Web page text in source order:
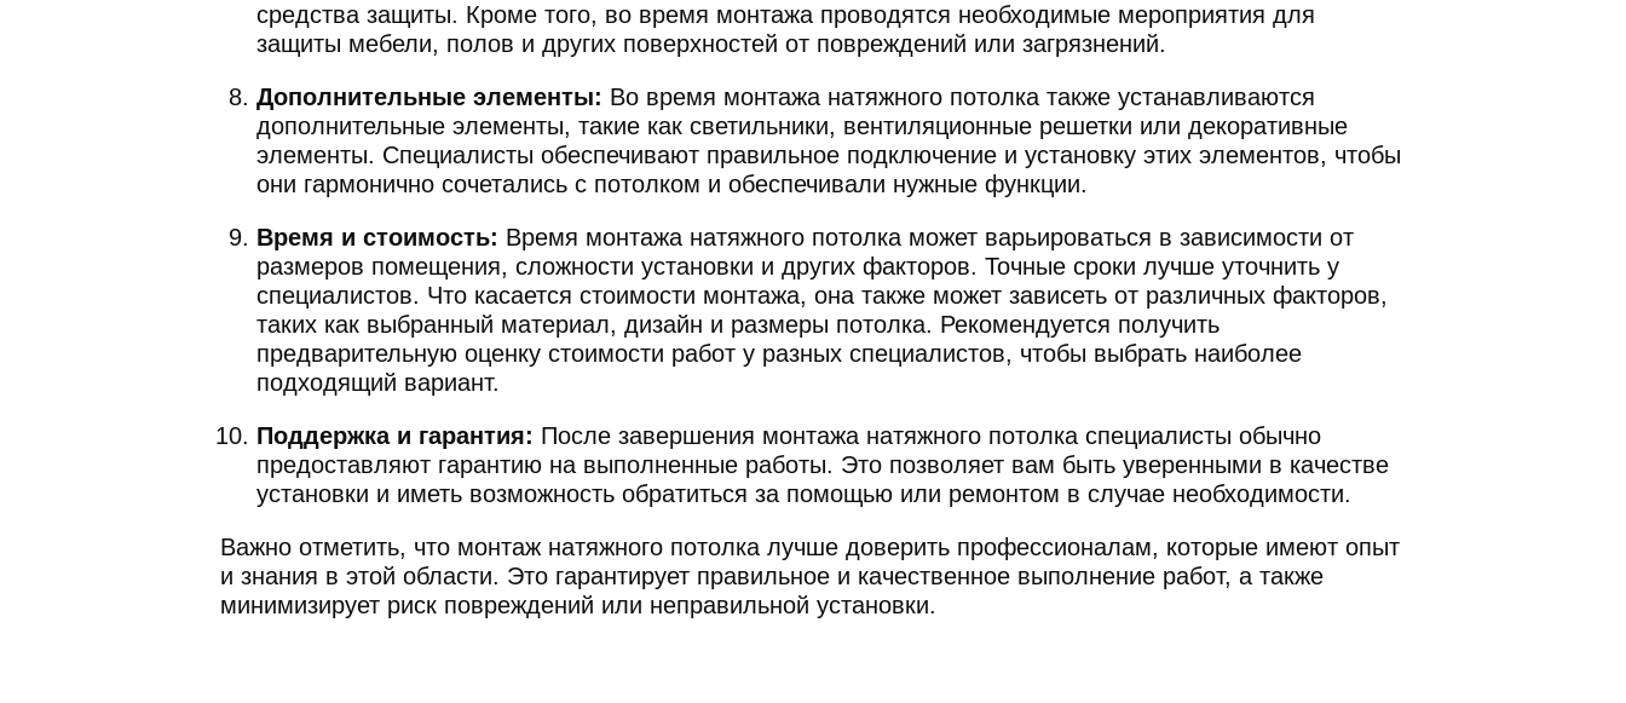
средства защиты. Кроме того, во время монтажа проводятся необходимые мероприятия для
защиты мебели, полов и других поверхностей от повреждений или загрязнений.
Дополнительные элементы: Во время монтажа натяжного потолка также устанавливаются
дополнительные элементы, такие как светильники, вентиляционные решетки или декоративные
элементы. Специалисты обеспечивают правильное подключение и установку этих элементов, чтобы
они гармонично сочетались с потолком и обеспечивали нужные функции.
Время и стоимость: Время монтажа натяжного потолка может варьироваться в зависимости от
размеров помещения, сложности установки и других факторов. Точные сроки лучше уточнить у
специалистов. Что касается стоимости монтажа, она также может зависеть от различных факторов,
таких как выбранный материал, дизайн и размеры потолка. Рекомендуется получить
предварительную оценку стоимости работ у разных специалистов, чтобы выбрать наиболее
подходящий вариант.
Поддержка и гарантия: После завершения монтажа натяжного потолка специалисты обычно
предоставляют гарантию на выполненные работы. Это позволяет вам быть уверенными в качестве
установки и иметь возможность обратиться за помощью или ремонтом в случае необходимости.
Важно отметить, что монтаж натяжного потолка лучше доверить профессионалам, которые имеют опыт
и знания в этой области. Это гарантирует правильное и качественное выполнение работ, а также
минимизирует риск повреждений или неправильной установки.